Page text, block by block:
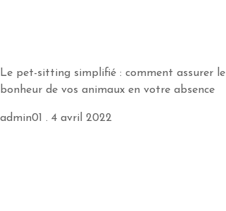
Le pet-sitting simplifié : comment assurer le
bonheur de vos animaux en votre absence
admin01 4 avril 2022